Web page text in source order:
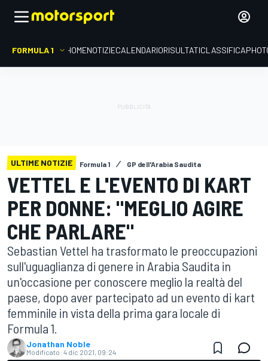
FORMULA 1 HOMENOTIZIECALENDARIORISULTATICLASSIFICA
ULTIME NOTIZIE Formula 1 GP dell'Arabia Saudita
VETTEL E L'EVENTO DI KART
PER DONNE: "MEGLIO AGIRE
CHE PARLARE"
Sebastian Vettel ha trasformato le preoccupazioni
sull'uguaglianza di genere in Arabia Saudita in
un'occasione per conoscere meglio la realtà del
paese, dopo aver partecipato ad un evento di kart
femminile in vista della prima gara locale di
Formula 1.
Jonathan Noble
Modificato: 4 dic 2021, 09:24